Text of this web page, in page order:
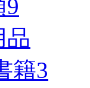
9
品
籍3